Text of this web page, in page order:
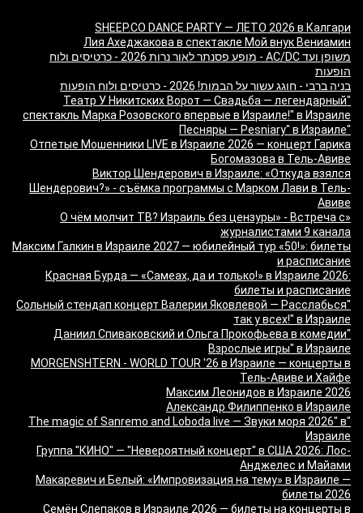
SHEEP.CO DANCE PARTY — ЛЕТО 2026 в Калгари
Лия Ахеджакова в спектакле Мой внук Вениамин
משופן ועד AC/DC - מופע פסנתר לאור נרות 2026 - כרטיסים ולוח
הופעות
בניה ברבי - חוגג עשור על הבמות! 2026 - כרטיסים ולוח הופעות
"Театр У Никитских Ворот — Свадьба — легендарный
спектакль Марка Розовского впервые в Израиле!" в Израиле
"Песняры — Pesniary" в Израиле
Отпетые Мошенники LIVE в Израиле 2026 — концерт Гарика
Богомазова в Тель-Авиве
Виктор Шендерович в Израиле: «Откуда взялся
Шендерович?» - съёмка программы с Марком Лави в Тель-
Авиве
«О чём молчит ТВ? Израиль без цензуры» - Встреча с
журналистами 9 канала
Максим Галкин в Израиле 2027 — юбилейный тур «50!»: билеты
и расписание
Красная Бурда — «Самеах, да и только!» в Израиле 2026:
билеты и расписание
"Сольный стендап концерт Валерии Яковлевой — Расслабься
так у всех!" в Израиле
"Даниил Спиваковский и Ольга Прокофьева в комедии
Взрослые игры" в Израиле
MORGENSHTERN - WORLD TOUR '26 в Израиле — концерты в
Тель-Авиве и Хайфе
Максим Леонидов в Израиле 2026
Александр Филиппенко в Израиле
"The magic of Sanremo and Loboda live — Звуки моря 2026" в
Израиле
Группа "КИНО" — "Невероятный концерт" в США 2026: Лос-
Анджелес и Майами
Макаревич и Белый: «Импровизация на тему» в Израиле —
билеты 2026
Семён Слепаков в Израиле 2026 — билеты на концерты в